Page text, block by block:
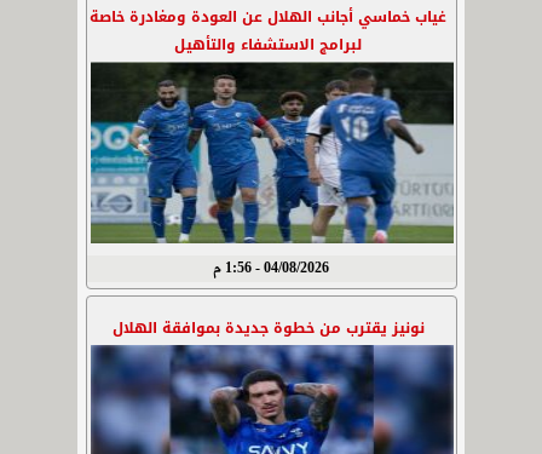
غياب خماسي أجانب الهلال عن العودة ومغادرة خاصة
لبرامج الاستشفاء والتأهيل
04/08/2026 - 1:56 م
نونيز يقترب من خطوة جديدة بموافقة الهلال